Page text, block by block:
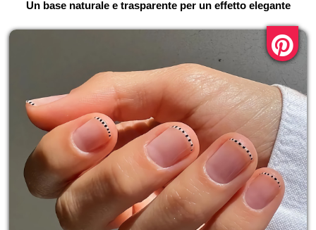
Un base naturale e trasparente per un effetto elegante